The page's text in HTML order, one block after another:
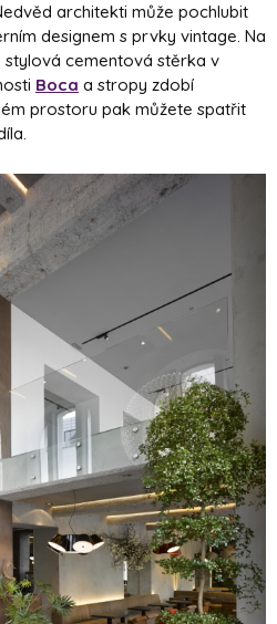
architekti může pochlubit
designem s prvky vintage. Na
stylová cementová stěrka v
Boca a stropy zdobí
prostoru pak můžete spatřit